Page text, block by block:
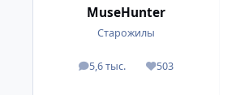
MuseHunter
Старожилы
5,6 тыс.
посты 503
Репутация